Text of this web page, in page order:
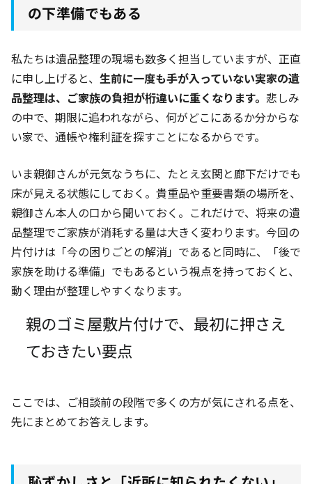
の下準備でもある
私たちは遺品整理の現場も数多く担当していますが、正直
に申し上げると、 生前に一度も手が入っていない実家の遺
品整理は、ご家族の負担が桁違いに重くなります。 悲しみ
の中で、期限に追われながら、何がどこにあるか分からな
い家で、通帳や権利証を探すことになるからです。
いま親御さんが元気なうちに、たとえ玄関と廊下だけでも
床が見える状態にしておく。貴重品や重要書類の場所を、
親御さん本人の口から聞いておく。これだけで、将来の遺
品整理でご家族が消耗する量は大きく変わります。今回の
片付けは「今の困りごとの解消」であると同時に、「後で
家族を助ける準備」でもあるという視点を持っておくと、
動く理由が整理しやすくなります。
親のゴミ屋敷片付けで、最初に押さえ
ておきたい要点
ここでは、ご相談前の段階で多くの方が気にされる点を、
先にまとめてお答えします。